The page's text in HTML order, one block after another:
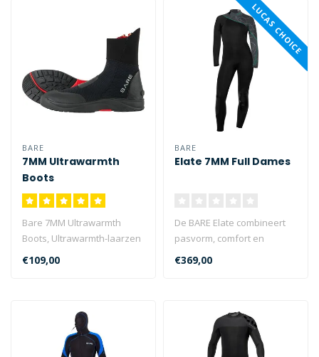
BARE
7MM Ultrawarmth
Boots
Bare 7MM Ultrawarmth
Boots, Ultrawarmth-laarzen
met Ultrawarmth Celliant®
Infra..
€109,00
LUCAS CHOICE
BARE
Elate 7MM Full Dames
De BARE Elate combineert
pasvorm, comfort en
flexibiliteit voor uitstekende
€369,00